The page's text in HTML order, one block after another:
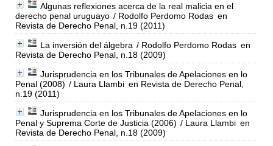
Algunas reflexiones acerca de la real malicia en el
derecho penal uruguayo / Rodolfo Perdomo Rodas en
Revista de Derecho Penal, n.19 (2011)
La inversión del álgebra / Rodolfo Perdomo Rodas en
Revista de Derecho Penal, n.18 (2009)
Jurisprudencia en los Tribunales de Apelaciones en lo
Penal (2008) / Laura Llambi en Revista de Derecho Penal,
n.19 (2011)
Jurisprudencia en los Tribunales de Apelaciones en lo
Penal y Suprema Corte de Justicia (2006) / Laura Llambi en
Revista de Derecho Penal, n.18 (2009)